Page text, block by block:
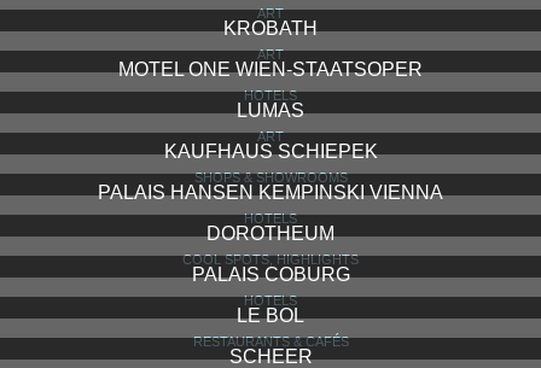
ART
KROBATH
ART
MOTEL ONE WIEN-STAATSOPER
HOTELS
LUMAS
ART
KAUFHAUS SCHIEPEK
SHOPS & SHOWROOMS
PALAIS HANSEN KEMPINSKI VIENNA
HOTELS
DOROTHEUM
COOL SPOTS, HIGHLIGHTS
PALAIS COBURG
HOTELS
LE BOL
RESTAURANTS & CAFÉS
SCHEER